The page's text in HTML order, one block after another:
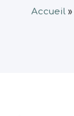
Accueil»